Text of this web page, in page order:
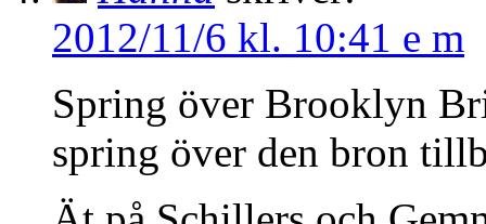
2012/11/6 kl. 10:41 e m
Spring över Brooklyn
spring över den bron